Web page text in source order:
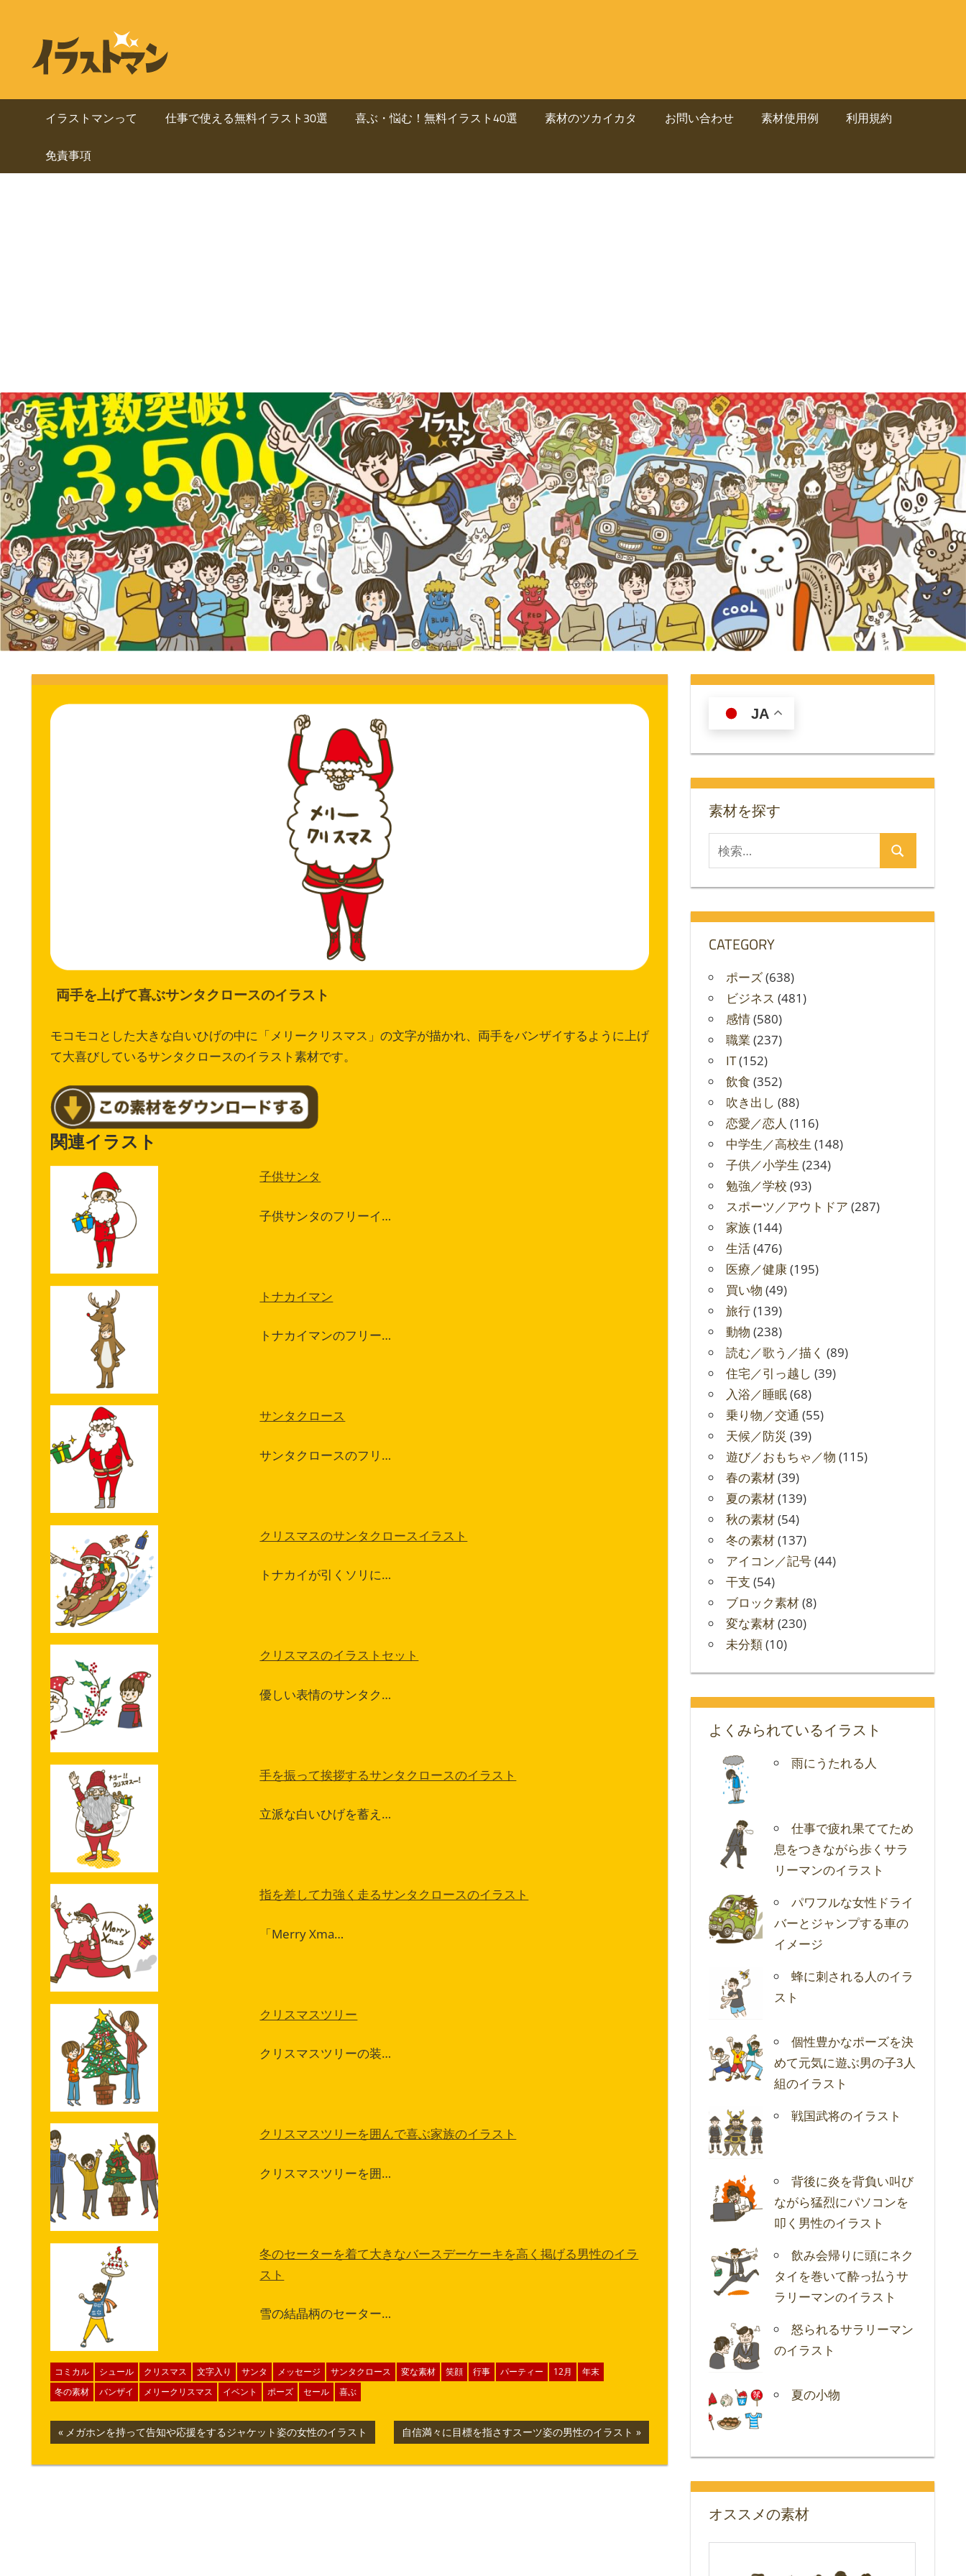
ッ
ネ
人
物
イ
ラ
ス
ト
専
門
サ
ラ
ス
を
ダ
ウ
ン
ロ
ー
ド
き
る
人
物
イ
ラ
ス
専
イラストマンって 仕事で使える無料イラスト30選 喜ぶ・悩む！無料イラスト40選 素材のツカイカタ お問い合わせ 素材使用例 利用規約
免責事項
両手を上げて喜ぶサンタクロースのイラスト
モコモコとした大きな白いひげの中に「メリークリスマス」の文字が描かれ、両手をバンザイするように上げ
て大喜びしているサンタクロースのイラスト素材です。
関連イラスト
子供サンタ
子供サンタのフリーイ…
トナカイマン
トナカイマンのフリー…
サンタクロース
サンタクロースのフリ…
クリスマスのサンタクロースイラスト
トナカイが引くソリに…
クリスマスのイラストセット
優しい表情のサンタク…
手を振って挨拶するサンタクロースのイラスト
立派な白いひげを蓄え…
指を差して力強く走るサンタクロースのイラスト
「Merry Xma…
クリスマスツリー
クリスマスツリーの装…
クリスマスツリーを囲んで喜ぶ家族のイラスト
クリスマスツリーを囲…
冬のセーターを着て大きなバースデーケーキを高く掲げる男性のイラ
スト
雪の結晶柄のセーター…
コミカル シュール クリスマス 文字入り サンタ メッセージ サンタクロース 変な素材 笑顔 行事 パーティー 12月
年末
冬の素材
バンザイ メリークリスマス イベント ポーズ セール 喜ぶ
投
稿
前
記
メガホンを持って告知や応援をするジャケット姿の女性のイラスト
次
記
自信満々に目標を指さすスーツ姿の男性のイラスト
JA
素材を探す
検
索
対
検
CATEGORY
ポーズ(638)
ビジネス (481)
感情(580)
職業 (237)
IT(152)
飲食 (352)
吹き出し (88)
恋愛／恋人 (116)
中学生／高校生 (148)
子供／小学生 (234)
勉強／学校 (93)
スポーツ／アウトドア (287)
家族(144)
生活(476)
医療／健康(195)
買い物 (49)
旅行(139)
動物 (238)
読む／歌う／描く (89)
住宅／引っ越し (39)
入浴／睡眠(68)
乗り物／交通 (55)
天候／防災 (39)
遊び／おもちゃ／物 (115)
春の素材(39)
夏の素材(139)
秋の素材(54)
冬の素材(137)
アイコン／記号(44)
干支 (54)
ブロック素材(8)
変な素材(230)
未分類(10)
よくみられているイラスト
雨にうたれる人
仕事で疲れ果ててため
息をつきながら歩くサラ
リーマンのイラスト
パワフルな女性ドライ
バーとジャンプする車の
イメージ
蜂に刺される人のイラ
スト
個性豊かなポーズを決
めて元気に遊ぶ男の子3人
組のイラスト
戦国武将のイラスト
背後に炎を背負い叫び
ながら猛烈にパソコンを
叩く男性のイラスト
飲み会帰りに頭にネク
タイを巻いて酔っ払うサ
ラリーマンのイラスト
怒られるサラリーマン
のイラスト
夏の小物
オススメの素材